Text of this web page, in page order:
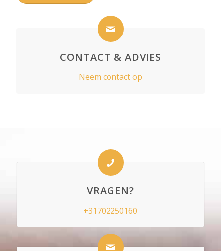
CONTACT & ADVIES
Neem contact op
VRAGEN?
+31702250160